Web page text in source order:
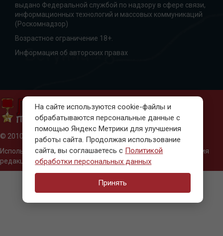
выдано Федеральной службой по надзору в сфере связи,
информационных технологий и массовых коммуникаций
(Роскомнадзор)
Возрастное ограничение 18+.
Информация об авторских правах
© 2010-2023, Ленинград. Победа
Использование материалов только с письменного разрешения
редакции
На сайте используются cookie-файлы и
обрабатываются персональные данные с
помощью Яндекс Метрики для улучшения
работы сайта. Продолжая использование
сайта, вы соглашаетесь с Политикой
обработки персональных данных
Принять